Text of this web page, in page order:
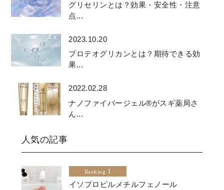
グリセリンとは？効果・安全性・注意
点...
2023.10.20
プロテオグリカンとは？期待できる効
果...
2022.02.28
ナノファイバージェル®がスギ薬局さ
ん...
人気の記事
Ranking 1
イソプロピルメチルフェノール